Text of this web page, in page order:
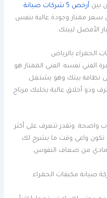
بين
أرخص 5 شركات صيانة
ممتاز وجودة عالية بنفس
الأفضل لبيتك.
الحمراء بالرياض
الفني نفسه. الفني الممتاز هو
نظافة بيتك وهو يشتغل.
وذو أخلاق عالية يخليك مرتاح
واضحة. وتقدر تتعرف على أكثر
تكون واعي وقت ما يشرح لك
مادي من ضعاف النفوس.
صيانة مكيفات الحمراء